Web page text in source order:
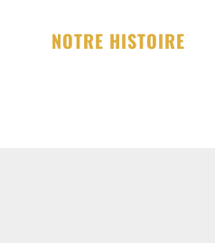
NOTRE HISTOIRE